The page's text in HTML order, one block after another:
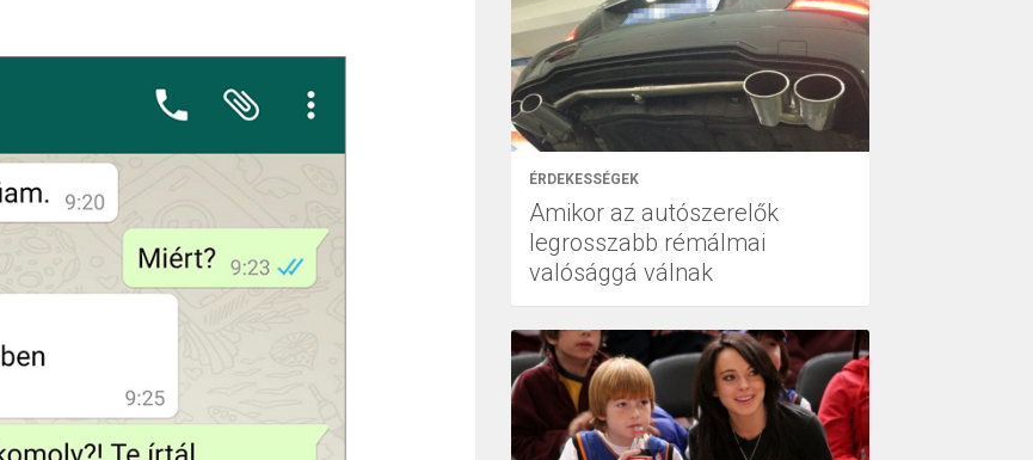
ÉRDEKESSÉGEK
Amikor az autószerelők
legrosszabb rémálmai
valósággá válnak